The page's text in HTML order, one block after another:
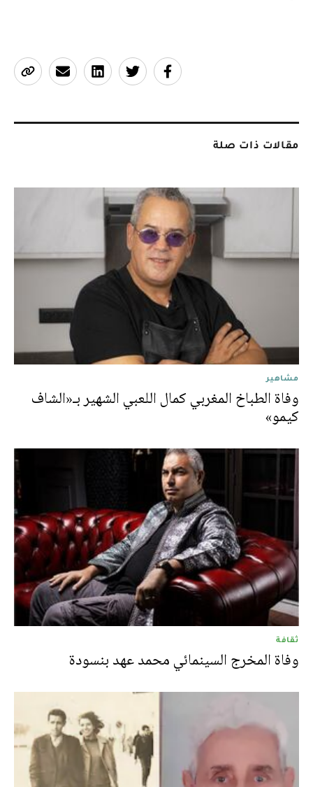
مقالات ذات صلة
مشاهير
وفاة الطباخ المغربي كمال اللعبي الشهير بـ«الشاف
كيمو»
ثقافة
وفاة المخرج السينمائي محمد عهد بنسودة